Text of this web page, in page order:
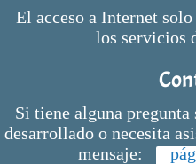
El acceso a Internet
los servicios
Si tiene alguna pregunta
desarrollado o necesita
mensaje: